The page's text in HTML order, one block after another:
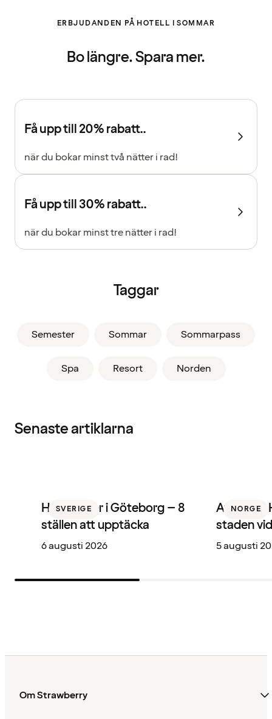
ERBJUDANDEN PÅ HOTELL I SOMMAR
Bo längre. Spara mer.
Få upp till 20% rabatt..
när du bokar minst två nätter i rad!
Få upp till 30% rabatt..
när du bokar minst tre nätter i rad!
Taggar
Semester Sommar Sommarpass
Spa Resort Norden
Senaste artiklarna
SVERIGE
Hotellbarer i Göteborg – 8
ställen att upptäcka
6 augusti 2026
NORGE
Att göra i
staden
5 augusti
Om Strawberry